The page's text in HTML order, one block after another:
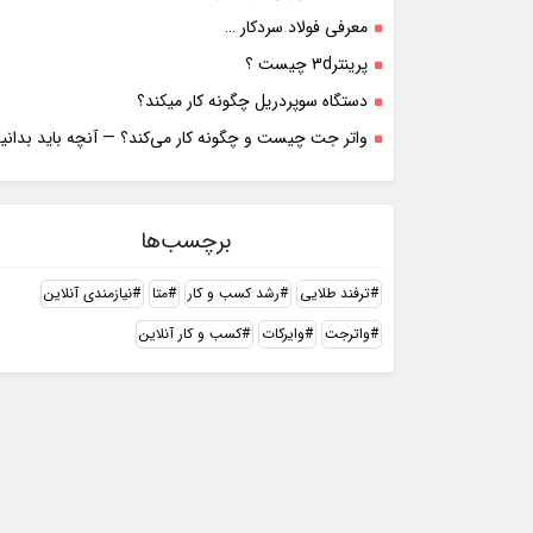
معرفی فولاد سردکار …
پرینتر3d چیست ؟
دستگاه سوپردریل چگونه کار میکند؟
واتر جت چیست و چگونه کار می‌کند؟ — آنچه باید
برچسب‌ها
ترفند طلایی رشد کسب و کار متا
نیازمندی آنلاین
واترجت
وایرکات کسب و کار آنلاین